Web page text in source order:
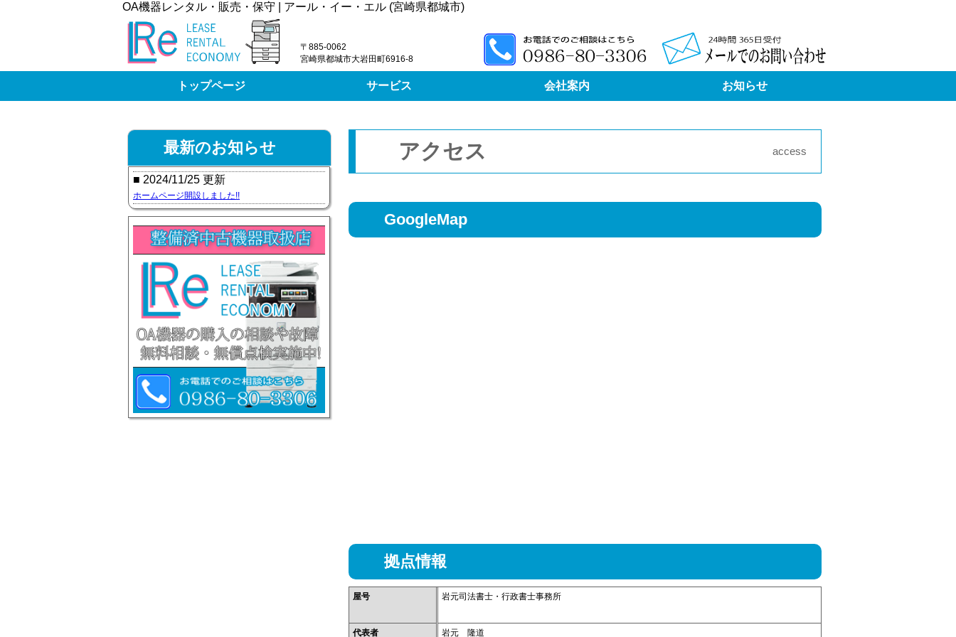
OA機器レンタル・販売・保守 | アール・イー・エル (宮崎県都城市)
〒885-0062
宮崎県都城市大岩田町6916-8
ンフ
ォメ
クセ
ス
合わ
トップページ サービス 会社案内 お知らせ
アクセス access
GoogleMap
拠点情報
屋号 岩元司法書士・行政書士事務所
代表者 岩元 隆道
最新のお知らせ
■ 2024/11/25 更新
ホームページ開設しました!!